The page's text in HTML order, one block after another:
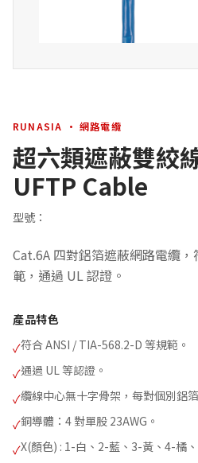
RUNASIA · 網路電纜
超六類遮蔽雙絞
UFTP Cable
型號：
Cat.6A 四對鋁箔遮蔽網路電纜
範，通過 UL 認證。
產品特色
✓符合 ANSI / TIA-568.2-D 等規範。
✓通過 UL 等認證。
✓纜線中心無十字骨架，每對個別鋁
✓銅導體：4 對單股 23AWG。
✓X(顏色) : 1-白、2-藍、3-黃、4-橘